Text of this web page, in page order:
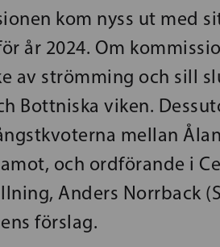
kom nyss ut med
år 2024. Om
av strömming och sill
Bottniska viken.
mellan
och ordförande i
Anders Norrback
förslag.